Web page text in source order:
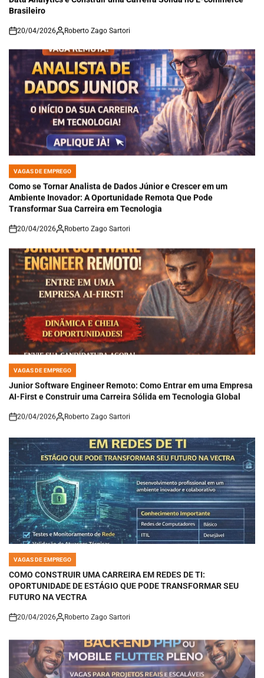
Brasileiro
on
20/04/2026 Roberto Zago Sartori
POSTED
IN
VAGAS DE EMPREGO
Como se Tornar Analista de Dados Júnior e Crescer em um
Ambiente Inovador: A Oportunidade Remota Que Pode
Transformar Sua Carreira em Tecnologia
on
20/04/2026 Roberto Zago Sartori
POSTED
INJunior Software Engineer Remoto: Como Entrar em uma Empresa
AI-First e Construir uma Carreira Sólida em Tecnologia Global
on
20/04/2026 Roberto Zago Sartori
VAGAS DE EMPREGO
COMO CONSTRUIR UMA CARREIRA EM REDES DE TI:
OPORTUNIDADE DE ESTÁGIO QUE PODE TRANSFORMAR SEU
FUTURO NA VECTRA
on